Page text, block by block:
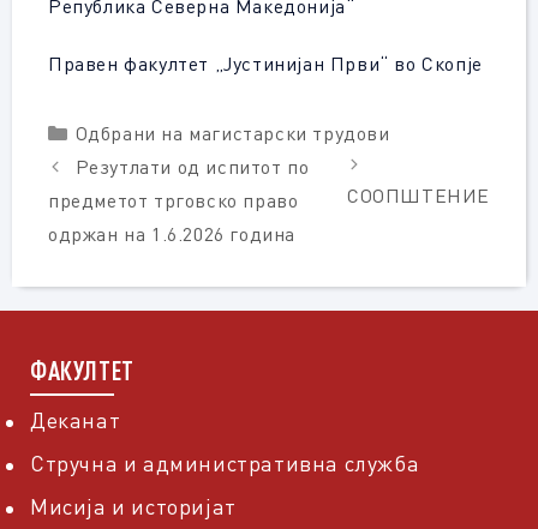
Република Северна Македонија“
Правен факултет „Јустинијан Први“ во Скопје
Categories
Одбрани на магистарски трудови
Резутлати од испитот по
предметот трговско право
одржан на 1.6.2026 година
СООПШТЕНИЕ
ФАКУЛТЕТ
Деканат
Стручна и административна служба
Мисија и историјат